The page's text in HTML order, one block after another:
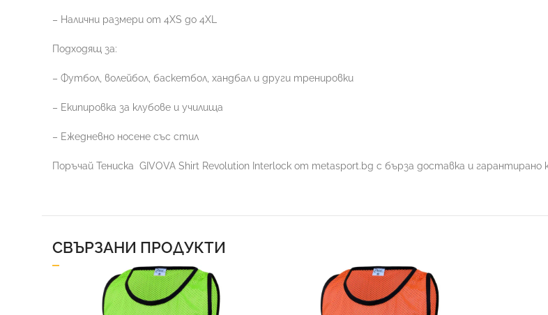
– Налични размери от 4XS до 4XL
Подходящ за:
– Футбол, волейбол, баскетбол, хандбал и други тренировки
– Екипировка за клубове и училища
– Ежедневно носене със стил
Поръчай Тениска GIVOVA Shirt Revolution Interlock от metasport.bg с бърза доставка и гарантирано
СВЪРЗАНИ ПРОДУКТИ